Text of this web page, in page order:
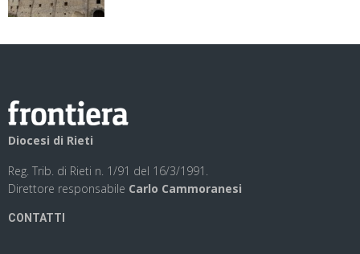
Diocesi di Rieti
Reg. Trib. di Rieti n. 1/91 del 16/3/1991.
Direttore responsabile Carlo Cammoranesi
CONTATTI